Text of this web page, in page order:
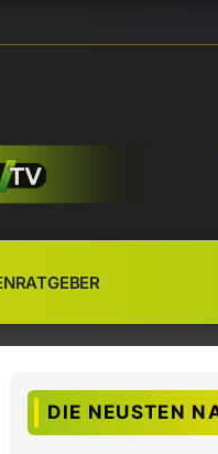
RATGEBER
DIE NEUSTEN